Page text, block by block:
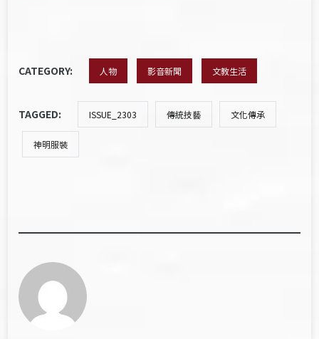
CATEGORY: 人物 影音新聞 文教生活
TAGGED: ISSUE_2303 傳統技藝 文化傳承
神明服裝